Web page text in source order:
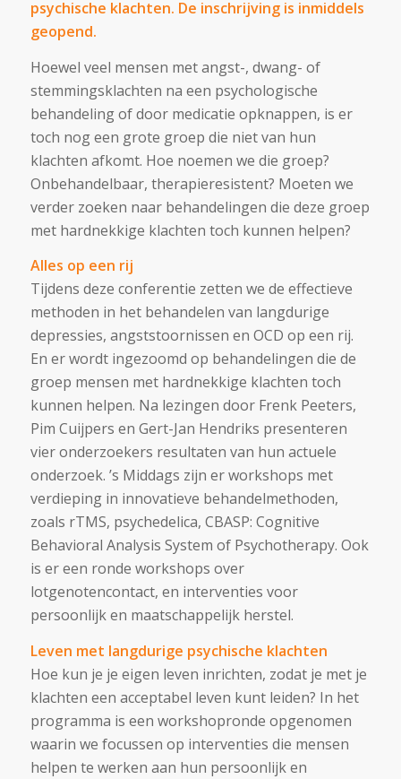
psychische klachten. De inschrijving is inmiddels
geopend.
Hoewel veel mensen met angst-, dwang- of
stemmingsklachten na een psychologische
behandeling of door medicatie opknappen, is er
toch nog een grote groep die niet van hun
klachten afkomt. Hoe noemen we die groep?
Onbehandelbaar, therapieresistent? Moeten we
verder zoeken naar behandelingen die deze groep
met hardnekkige klachten toch kunnen helpen?
Alles op een rij
Tijdens deze conferentie zetten we de effectieve
methoden in het behandelen van langdurige
depressies, angststoornissen en OCD op een rij.
En er wordt ingezoomd op behandelingen die de
groep mensen met hardnekkige klachten toch
kunnen helpen. Na lezingen door Frenk Peeters,
Pim Cuijpers en Gert-Jan Hendriks presenteren
vier onderzoekers resultaten van hun actuele
onderzoek. ’s Middags zijn er workshops met
verdieping in innovatieve behandelmethoden,
zoals rTMS, psychedelica, CBASP: Cognitive
Behavioral Analysis System of Psychotherapy. Ook
is er een ronde workshops over
lotgenotencontact, en interventies voor
persoonlijk en maatschappelijk herstel.
Leven met langdurige psychische klachten
Hoe kun je je eigen leven inrichten, zodat je met je
klachten een acceptabel leven kunt leiden? In het
programma is een workshopronde opgenomen
waarin we focussen op interventies die mensen
helpen te werken aan hun persoonlijk en